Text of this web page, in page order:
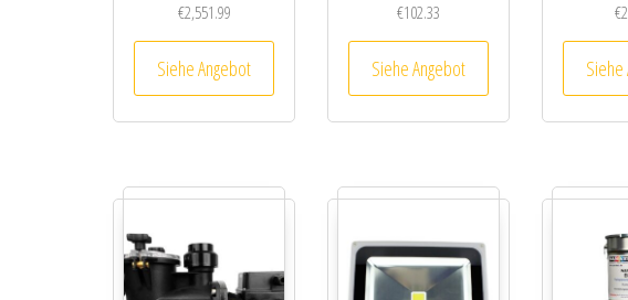
€2,551.99
Siehe Angebot
€102.33
Siehe Angebot
€